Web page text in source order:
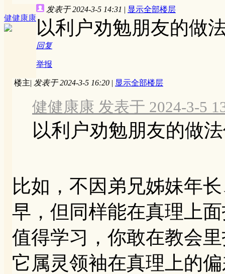
健健康康
发表于 2024-3-5 14:31 | 显示全部楼层
以利户劝勉朋友的做
回复
举报
楼主| 发表于 2024-3-5 16:20 | 显示全部楼层
健健康康 发表于 2024-3-5
以利户劝勉朋友的做
比如，不因弟兄姊妹年
早，但同样能在真理上
值得学习，你敢在教会
它属灵领袖在真理上的